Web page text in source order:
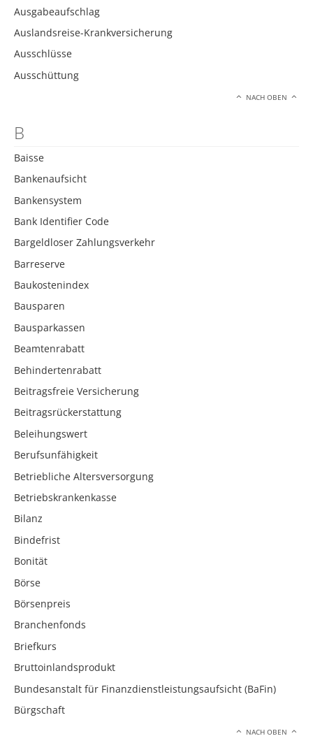
Ausgabeaufschlag
Auslandsreise-Krankversicherung
Ausschlüsse
Ausschüttung
NACH OBEN
B
Baisse
Bankenaufsicht
Bankensystem
Bank Identifier Code
Bargeldloser Zahlungsverkehr
Barreserve
Baukostenindex
Bausparen
Bausparkassen
Beamtenrabatt
Behindertenrabatt
Beitragsfreie Versicherung
Beitragsrückerstattung
Beleihungswert
Berufsunfähigkeit
Betriebliche Altersversorgung
Betriebskrankenkasse
Bilanz
Bindefrist
Bonität
Börse
Börsenpreis
Branchenfonds
Briefkurs
Bruttoinlandsprodukt
Bundesanstalt für Finanzdienstleistungsaufsicht (BaFin)
Bürgschaft
NACH OBEN